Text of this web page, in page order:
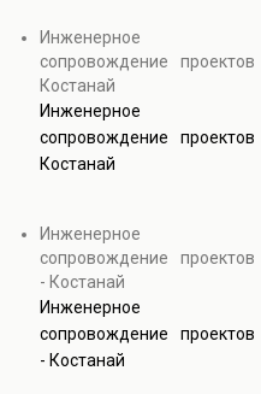
Инженерное
сопровождение проектов
Костанай
Инженерное
сопровождение проектов
Костанай
Инженерное
сопровождение проектов
- Костанай
Инженерное
сопровождение проектов
- Костанай